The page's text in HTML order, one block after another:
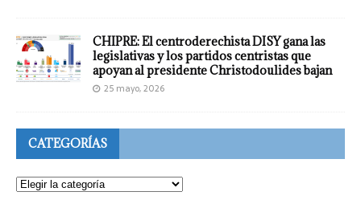
CHIPRE: El centroderechista DISY gana las
legislativas y los partidos centristas que
apoyan al presidente Christodoulides bajan
25 mayo, 2026
CATEGORÍAS